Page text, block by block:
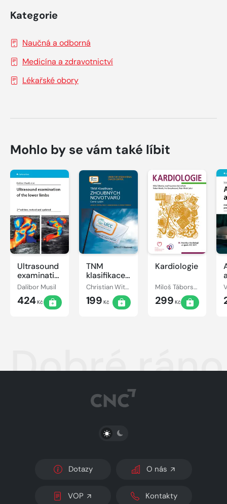
Kategorie
Naučná a odborná
Medicína a zdravotnictví
Lékařské obory
Mohlo by se vám také líbit
Ultrasound
examination
of the
lower limbs
Dalibor Musil
424Kč
TNM
klasifikace
zhoubných
novotvarů
Christian Wittekind, James D. Brierley, Mary K. Gospodarowicz
199 Kč
Kardiologie
Miloš Táborský, Josef Kautzner, Aleš Linhart
299 Kč
Dobré
PŘEPNOUT SVĚTLÝ/TMAVÝ REŽIM
Dotazy O nás
VOP Kontakty